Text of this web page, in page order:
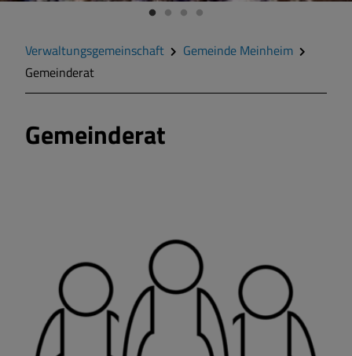
Markt Markt Berolzheim
Gemeinde Meinheim
Verwaltungsgemeinschaft
Gemeinde Meinheim
Gemeinderat
Gemeinderat